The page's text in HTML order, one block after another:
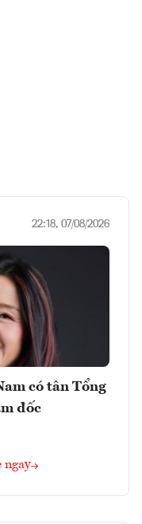
22:18, 07/08/2026
có tân Tổng
đốc
ngay